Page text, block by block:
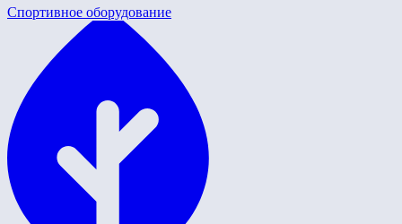
Спортивное оборудование